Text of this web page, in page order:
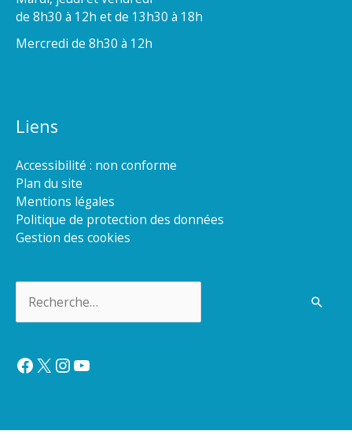
de 8h30 à 12h et de 13h30 à 18h
Mercredi de 8h30 à 12h
Liens
Accessibilité : non conforme
Plan du site
Mentions légales
Politique de protection des données
Gestion des cookies
Facebook
X Instagram
YouTube